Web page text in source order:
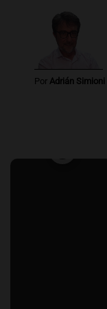
Por Adrián Simioni